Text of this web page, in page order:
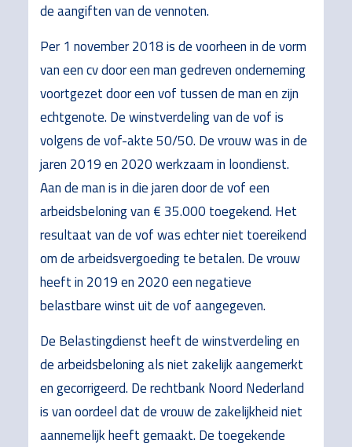
de aangiften van de vennoten.
Per 1 november 2018 is de voorheen in de vorm
van een cv door een man gedreven onderneming
voortgezet door een vof tussen de man en zijn
echtgenote. De winstverdeling van de vof is
volgens de vof-akte 50/50. De vrouw was in de
jaren 2019 en 2020 werkzaam in loondienst.
Aan de man is in die jaren door de vof een
arbeidsbeloning van € 35.000 toegekend. Het
resultaat van de vof was echter niet toereikend
om de arbeidsvergoeding te betalen. De vrouw
heeft in 2019 en 2020 een negatieve
belastbare winst uit de vof aangegeven.
De Belastingdienst heeft de winstverdeling en
de arbeidsbeloning als niet zakelijk aangemerkt
en gecorrigeerd. De rechtbank Noord Nederland
is van oordeel dat de vrouw de zakelijkheid niet
aannemelijk heeft gemaakt. De toegekende